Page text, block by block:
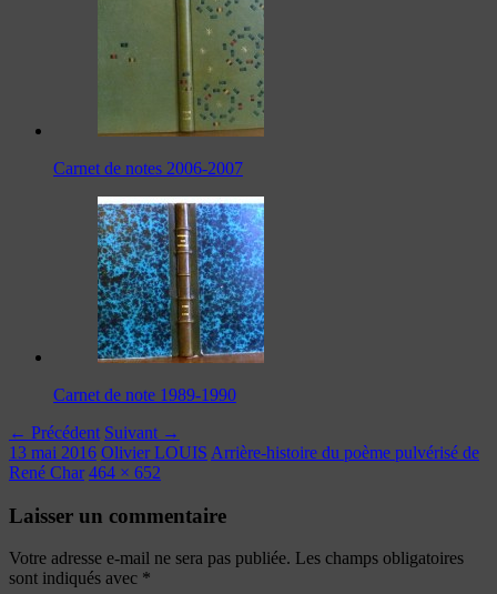
Carnet de notes 2006-2007
Carnet de note 1989-1990
← Précédent Suivant →
13 mai 2016 Olivier LOUIS Arrière-histoire du poème pulvérisé de
René Char 464 × 652
Laisser un commentaire
Votre adresse e-mail ne sera pas publiée. Les champs obligatoires
sont indiqués avec *